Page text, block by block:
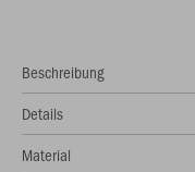
Beschreibung
Details
Material